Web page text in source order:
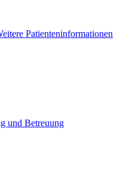
Patienteninformationen
und Betreuung